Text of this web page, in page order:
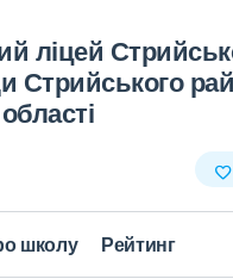
ліцей
Стрийського
школу Рейтинг